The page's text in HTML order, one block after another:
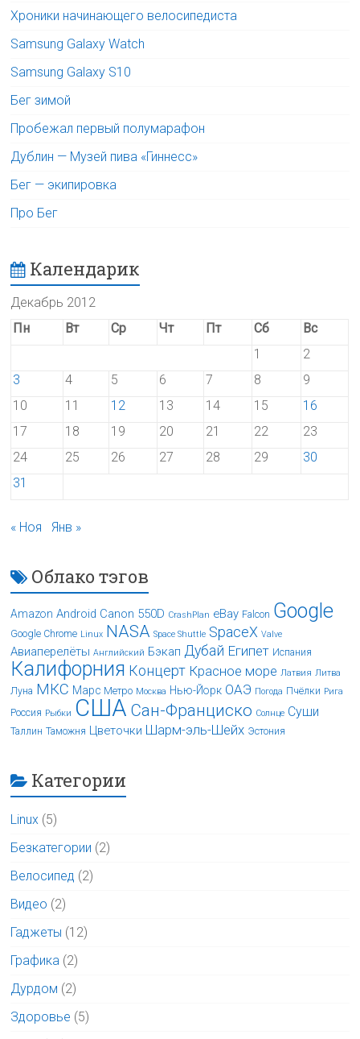
Хроники начинающего велосипедиста
Samsung Galaxy Watch
Samsung Galaxy S10
Бег зимой
Пробежал первый полумарафон
Дублин — Музей пива «Гиннесс»
Бег — экипировка
Про Бег
Календарик
Декабрь 2012
Пн
Вт Ср Чт Пт Сб
Вс
1
2
3
4 5 6 7 8
9
10
11 12 13 14 15
16
17
18 19 20 21 22
23
24
25 26 27 28 29
30
31
« Ноя Янв »
Облако тэгов
Amazon Android Canon 550D CrashPlan eBay Falcon Google
Google Chrome Linux NASA Space Shuttle SpaceX Valve
Авиаперелёты Английский Бэкап Дубай Египет Испания
Калифорния Концерт Красное море Латвия Литва
Луна МКС Марс Метро Москва Нью-Йорк ОАЭ Погода Пчёлки Рига
Россия Рыбки США Сан-Франциско Солнце Суши
Таллин Таможня Цветочки Шарм-эль-Шейх Эстония
Категории
Linux (5)
Безкатегории (2)
Велосипед (2)
Видео (2)
Гаджеты (12)
Графика (2)
Дурдом (2)
Здоровье (5)